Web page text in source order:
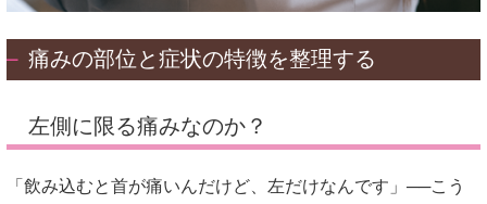
痛みの部位と症状の特徴を整理する
左側に限る痛みなのか？
「飲み込むと首が痛いんだけど、左だけなんです」──こう